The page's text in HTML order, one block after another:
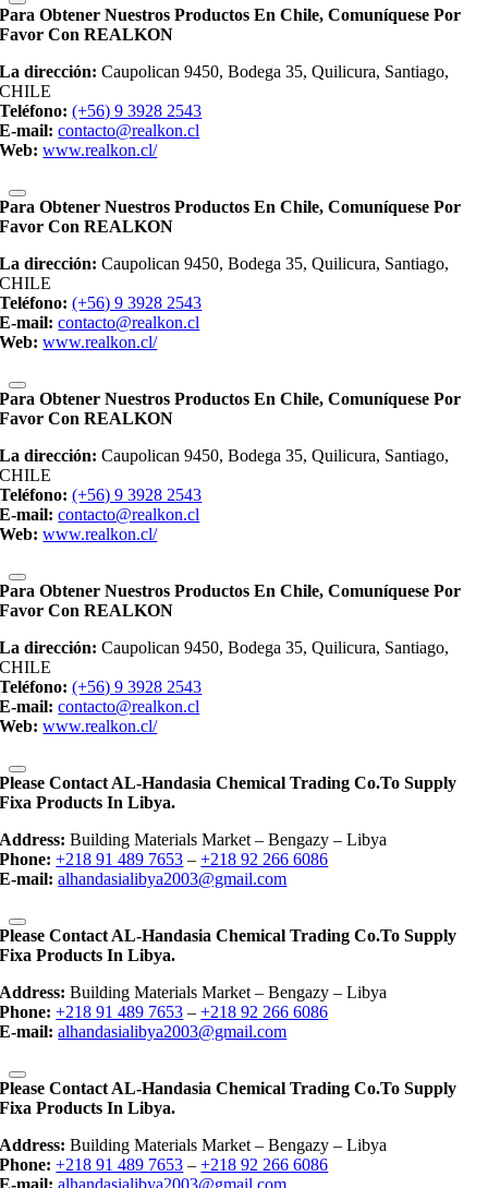
Para Obtener Nuestros Productos En Chile, Comuníquese Por
Favor Con REALKON
La dirección: Caupolican 9450, Bodega 35, Quilicura, Santiago,
CHILE
Teléfono: (+56) 9 3928 2543
E-mail: contacto@realkon.cl
Web: www.realkon.cl/
Para Obtener Nuestros Productos En Chile, Comuníquese Por
Favor Con REALKON
La dirección: Caupolican 9450, Bodega 35, Quilicura, Santiago,
CHILE
Teléfono: (+56) 9 3928 2543
E-mail: contacto@realkon.cl
Web: www.realkon.cl/
Para Obtener Nuestros Productos En Chile, Comuníquese Por
Favor Con REALKON
La dirección: Caupolican 9450, Bodega 35, Quilicura, Santiago,
CHILE
Teléfono: (+56) 9 3928 2543
E-mail: contacto@realkon.cl
Web: www.realkon.cl/
Para Obtener Nuestros Productos En Chile, Comuníquese Por
Favor Con REALKON
La dirección: Caupolican 9450, Bodega 35, Quilicura, Santiago,
CHILE
Teléfono: (+56) 9 3928 2543
E-mail: contacto@realkon.cl
Web: www.realkon.cl/
Please Contact AL-Handasia Chemical Trading Co.to Supply
Fixa Products In Libya.
Address: Building Materials Market – Bengazy – Libya
Phone: +218 91 489 7653 –+218 92 266 6086
E-mail: alhandasialibya2003@gmail.com
Please Contact AL-Handasia Chemical Trading Co.to Supply
Fixa Products In Libya.
Address: Building Materials Market – Bengazy – Libya
Phone: +218 91 489 7653 –+218 92 266 6086
E-mail: alhandasialibya2003@gmail.com
Please Contact AL-Handasia Chemical Trading Co.to Supply
Fixa Products In Libya.
Address: Building Materials Market – Bengazy – Libya
Phone: +218 91 489 7653 –+218 92 266 6086
E-mail: alhandasialibya2003@gmail.com